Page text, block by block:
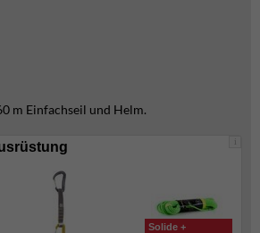
m Einfachseil und Helm.
i
Solide +